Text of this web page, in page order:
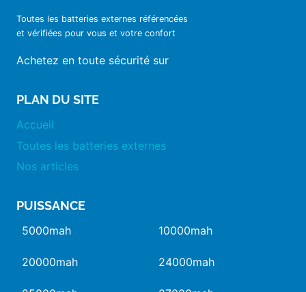
Toutes les batteries externes référencées
et vérifiées pour vous et votre confort
Achetez en toute sécurité sur
PLAN DU SITE
Accueil
Toutes les batteries externes
Nos articles
PUISSANCE
5000mah 10000mah
20000mah 24000mah